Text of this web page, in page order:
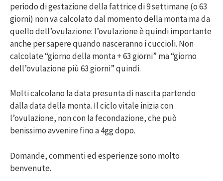
periodo di gestazione della fattrice di 9 settimane (o 63
giorni) non va calcolato dal momento della monta ma da
quello dell’ovulazione: l’ovulazione è quindi importante
anche per sapere quando nasceranno i cuccioli. Non
calcolate “giorno della monta + 63 giorni” ma “giorno
dell’ovulazione più 63 giorni” quindi.
Molti calcolano la data presunta di nascita partendo
dalla data della monta. Il ciclo vitale inizia con
l’ovulazione, non con la fecondazione, che può
benissimo avvenire fino a 4gg dopo.
Domande, commenti ed esperienze sono molto
benvenute.